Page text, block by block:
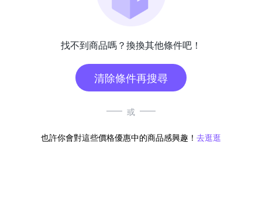
找不到商品嗎？換換其他條件吧！
清除條件再搜尋
或
也許你會對這些價格優惠中的商品感興趣！ 去逛逛